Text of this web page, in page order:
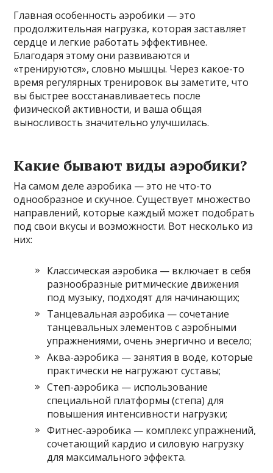
Главная особенность аэробики — это
продолжительная нагрузка, которая заставляет
сердце и легкие работать эффективнее.
Благодаря этому они развиваются и
«тренируются», словно мышцы. Через какое-то
время регулярных тренировок вы заметите, что
вы быстрее восстанавливаетесь после
физической активности, и ваша общая
выносливость значительно улучшилась.
Какие бывают виды аэробики?
На самом деле аэробика — это не что-то
однообразное и скучное. Существует множество
направлений, которые каждый может подобрать
под свои вкусы и возможности. Вот несколько из
них:
Классическая аэробика — включает в себя
разнообразные ритмические движения
под музыку, подходят для начинающих;
Танцевальная аэробика — сочетание
танцевальных элементов с аэробными
упражнениями, очень энергично и весело;
Аква-аэробика — занятия в воде, которые
практически не нагружают суставы;
Степ-аэробика — использование
специальной платформы (степа) для
повышения интенсивности нагрузки;
Фитнес-аэробика — комплекс упражнений,
сочетающий кардио и силовую нагрузку
для максимального эффекта.